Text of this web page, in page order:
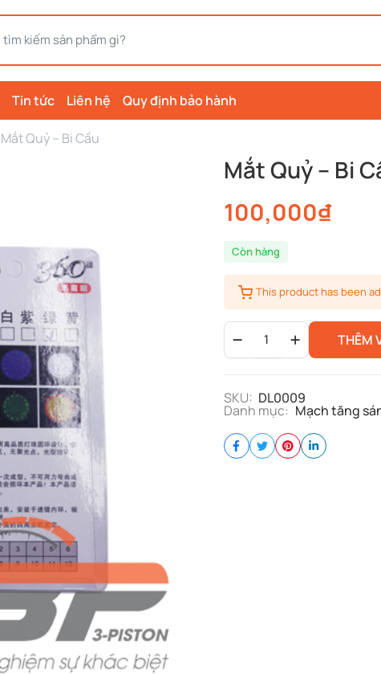
Tin tức Liên hệ Quy định bảo hành
Mắt Quỷ – Bi Cầu
Mắt Quỷ – Bi
100,000₫
Còn hàng
This product has been
Quỷ
-
quantity
THÊM
SKU: DL0009
Danh mục: Mạch tăng